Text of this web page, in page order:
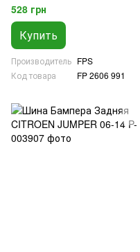
528 грн
Купить
Производитель FPS
Код товара
FP 2606 991